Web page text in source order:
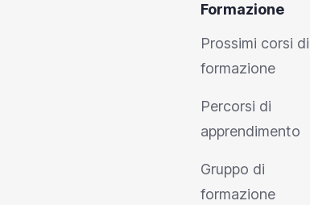
Formazione
Prossimi corsi di
formazione
Percorsi di
apprendimento
Gruppo di
formazione